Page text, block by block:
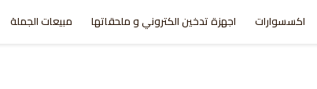
اكسسوارات اجهزة تدخين الكتروني و ملحقاتها مبيعات الجملة